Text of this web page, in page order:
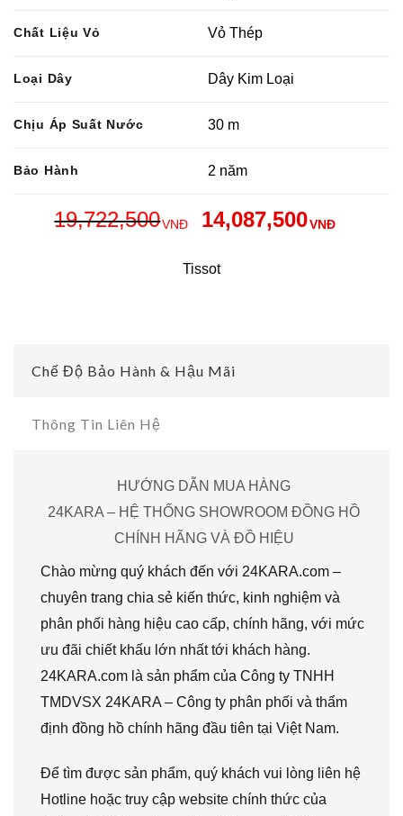
Chất Liệu Vỏ Vỏ Thép
Loại Dây Dây Kim Loại
Chịu Áp Suất Nước 30 m
Bảo Hành 2 năm
19,722,500VNĐ 14,087,500VNĐ
Tissot
Chế Độ Bảo Hành & Hậu Mãi
Thông Tin Liên Hệ
HƯỚNG DẪN MUA HÀNG
24KARA – HỆ THỐNG SHOWROOM ĐỒNG HỒ
CHÍNH HÃNG VÀ ĐỒ HIỆU
Chào mừng quý khách đến với 24KARA.com –
chuyên trang chia sẻ kiến thức, kinh nghiệm và
phân phối hàng hiệu cao cấp, chính hãng, với mức
ưu đãi chiết khấu lớn nhất tới khách hàng.
24KARA.com là sản phẩm của Công ty TNHH
TMDVSX 24KARA – Công ty phân phối và thẩm
định đồng hồ chính hãng đầu tiên tại Việt Nam.
Để tìm được sản phẩm, quý khách vui lòng liên hệ
Hotline hoặc truy cập website chính thức của